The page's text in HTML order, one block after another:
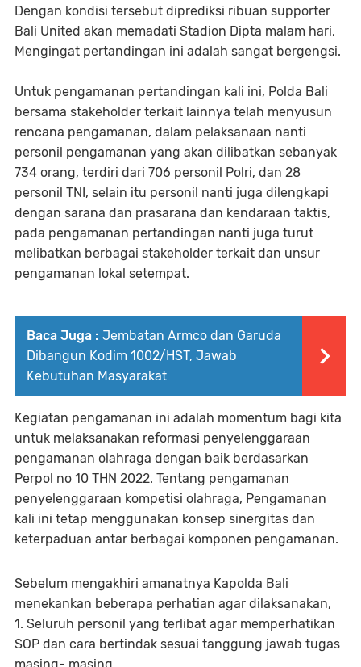
Dengan kondisi tersebut diprediksi ribuan supporter
Bali United akan memadati Stadion Dipta malam hari,
Mengingat pertandingan ini adalah sangat bergengsi.
Untuk pengamanan pertandingan kali ini, Polda Bali
bersama stakeholder terkait lainnya telah menyusun
rencana pengamanan, dalam pelaksanaan nanti
personil pengamanan yang akan dilibatkan sebanyak
734 orang, terdiri dari 706 personil Polri, dan 28
personil TNI, selain itu personil nanti juga dilengkapi
dengan sarana dan prasarana dan kendaraan taktis,
pada pengamanan pertandingan nanti juga turut
melibatkan berbagai stakeholder terkait dan unsur
pengamanan lokal setempat.
Baca Juga : Jembatan Armco dan Garuda
Dibangun Kodim 1002/HST, Jawab
Kebutuhan Masyarakat
Kegiatan pengamanan ini adalah momentum bagi kita
untuk melaksanakan reformasi penyelenggaraan
pengamanan olahraga dengan baik berdasarkan
Perpol no 10 THN 2022. Tentang pengamanan
penyelenggaraan kompetisi olahraga, Pengamanan
kali ini tetap menggunakan konsep sinergitas dan
keterpaduan antar berbagai komponen pengamanan.
Sebelum mengakhiri amanatnya Kapolda Bali
menekankan beberapa perhatian agar dilaksanakan,
1. Seluruh personil yang terlibat agar memperhatikan
SOP dan cara bertindak sesuai tanggung jawab tugas